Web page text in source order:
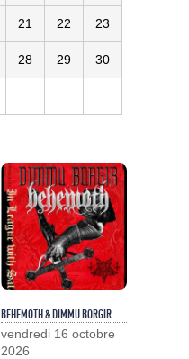
21 22 23
28 29 30
BEHEMOTH & DIMMU BORGIR
vendredi 16 octobre
2026